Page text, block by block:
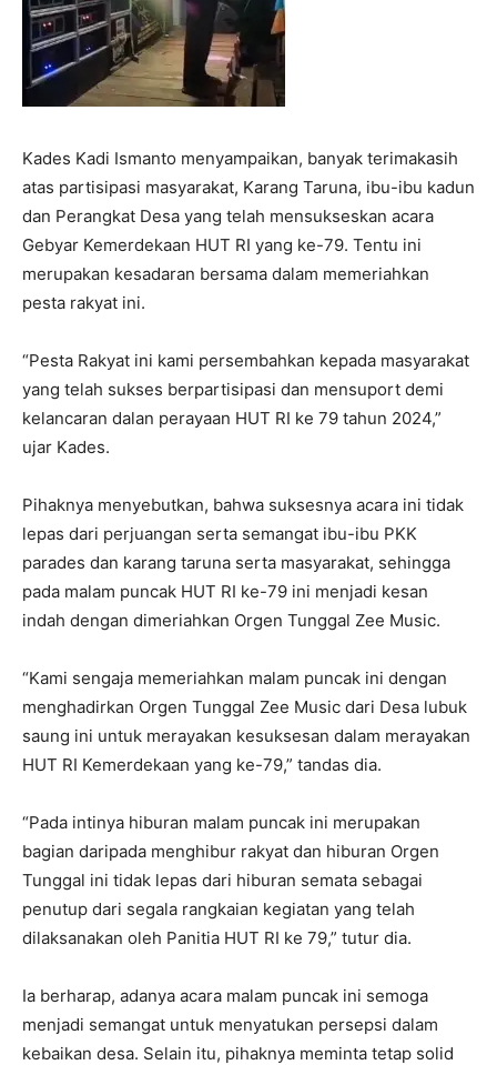
Kades Kadi Ismanto menyampaikan, banyak terimakasih
atas partisipasi masyarakat, Karang Taruna, ibu-ibu kadun
dan Perangkat Desa yang telah mensukseskan acara
Gebyar Kemerdekaan HUT RI yang ke-79. Tentu ini
merupakan kesadaran bersama dalam memeriahkan
pesta rakyat ini.
“Pesta Rakyat ini kami persembahkan kepada masyarakat
yang telah sukses berpartisipasi dan mensuport demi
kelancaran dalan perayaan HUT RI ke 79 tahun 2024,”
ujar Kades.
Pihaknya menyebutkan, bahwa suksesnya acara ini tidak
lepas dari perjuangan serta semangat ibu-ibu PKK
parades dan karang taruna serta masyarakat, sehingga
pada malam puncak HUT RI ke-79 ini menjadi kesan
indah dengan dimeriahkan Orgen Tunggal Zee Music.
“Kami sengaja memeriahkan malam puncak ini dengan
menghadirkan Orgen Tunggal Zee Music dari Desa lubuk
saung ini untuk merayakan kesuksesan dalam merayakan
HUT RI Kemerdekaan yang ke-79,” tandas dia.
“Pada intinya hiburan malam puncak ini merupakan
bagian daripada menghibur rakyat dan hiburan Orgen
Tunggal ini tidak lepas dari hiburan semata sebagai
penutup dari segala rangkaian kegiatan yang telah
dilaksanakan oleh Panitia HUT RI ke 79,” tutur dia.
Ia berharap, adanya acara malam puncak ini semoga
menjadi semangat untuk menyatukan persepsi dalam
kebaikan desa. Selain itu, pihaknya meminta tetap solid